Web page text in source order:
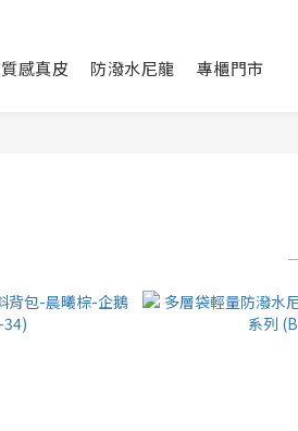
質感真皮 防潑水尼龍 專櫃門市